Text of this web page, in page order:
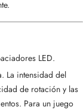
LED.
La intensidad del
de rotación y las
Para un juego